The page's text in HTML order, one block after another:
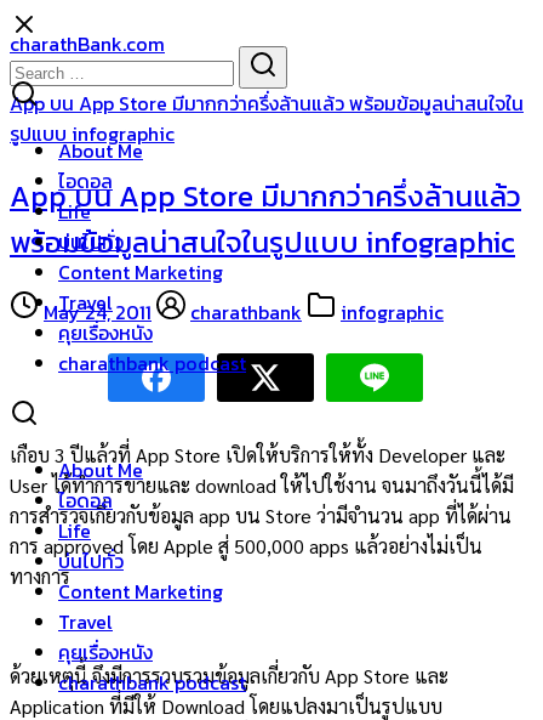
Skip
to
content
charathBank.com
About Me
ไอดอล
Life
บ่นไปทั่ว
Content Marketing
Travel
คุยเรื่องหนัง
charathbank podcast
About Me
ไอดอล
Life
บ่นไปทั่ว
Content Marketing
Travel
คุยเรื่องหนัง
charathbank podcast
Search
for:
App บน App Store มีมากกว่าครึ่งล้านแล้ว พร้อมข้อมูลน่าสนใจใน
รูปแบบ infographic
App บน App Store มีมากกว่าครึ่งล้านแล้ว
พร้อมข้อมูลน่าสนใจในรูปแบบ infographic
May 24, 2011 charathbank infographic
เกือบ 3 ปีแล้วที่ App Store เปิดให้บริการให้ทั้ง Developer และ
User ได้ทำการขายและ download ให้ไปใช้งาน จนมาถึงวันนี้ได้มี
การสำรวจเกี่ยวกับข้อมูล app บน Store ว่ามีจำนวน app ที่ได้ผ่าน
การ approved โดย Apple สู่ 500,000 apps แล้วอย่างไม่เป็น
ทางการ
ด้วยเหตุนี้ จึงมีการรวบรวมข้อมูลเกี่ยวกับ App Store และ
Application ที่มีให้ Download โดยแปลงมาเป็นรูปแบบ